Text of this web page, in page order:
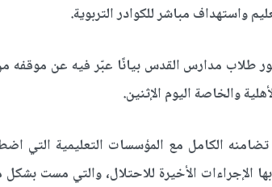
واستهداف مباشر للكوادر التربوية.
طلاب مدارس القدس بيانًا عبّر فيه عن موقفه
والخاصة اليوم الإثنين.
تضامنه الكامل مع المؤسسات التعليمية التي
الإجراءات الأخيرة للاحتلال، والتي مست